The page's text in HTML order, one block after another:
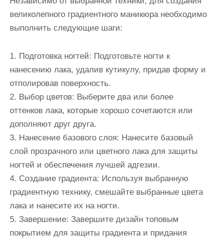
великолепного градиентного маникюра необходимо
выполнить следующие шаги:
1. Подготовка ногтей: Подготовьте ногти к
нанесению лака, удалив кутикулу, придав форму и
отполировав поверхность.
2. Выбор цветов: Выберите два или более
оттенков лака, которые хорошо сочетаются или
дополняют друг друга.
3. Нанесение базового слоя: Нанесите базовый
слой прозрачного или цветного лака для защиты
ногтей и обеспечения лучшей адгезии.
4. Создание градиента: Используя выбранную
градиентную технику, смешайте выбранные цвета
лака и нанесите их на ногти.
5. Завершение: Завершите дизайн топовым
покрытием для защиты градиента и придания